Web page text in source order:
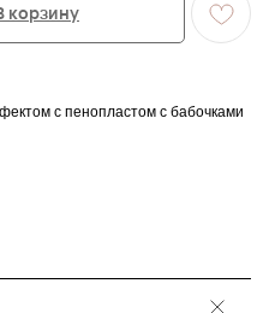
корзину
с пенопластом с бабочками